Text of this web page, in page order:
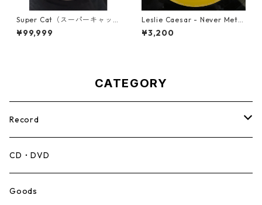
Super Cat（スーパーキャッ
ト） - Don Dada【7inch】
¥99,999
Leslie Caesar - Never Met A
Woman【12-50067】
¥3,200
CATEGORY
Record
Mento,Calypso,Ballad
Ska
CD・DVD
Goods